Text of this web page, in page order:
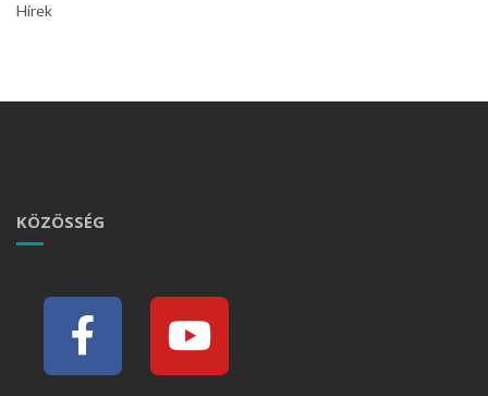
Hírek
KÖZÖSSÉG